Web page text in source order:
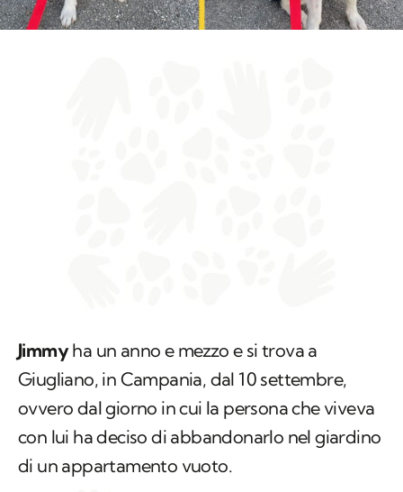
Jimmyha un anno e mezzo e si trova a
Giugliano, in Campania, dal 10 settembre,
ovvero dal giorno in cui la persona che viveva
con lui ha deciso di abbandonarlo nel giardino
di un appartamento vuoto.